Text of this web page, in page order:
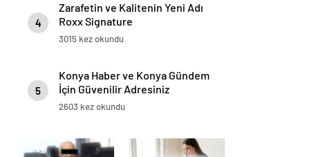
4
Zarafetin ve Kalitenin Yeni Adı
Roxx Signature
3015 kez okundu
5
Konya Haber ve Konya Gündem
İçin Güvenilir Adresiniz
2603 kez okundu